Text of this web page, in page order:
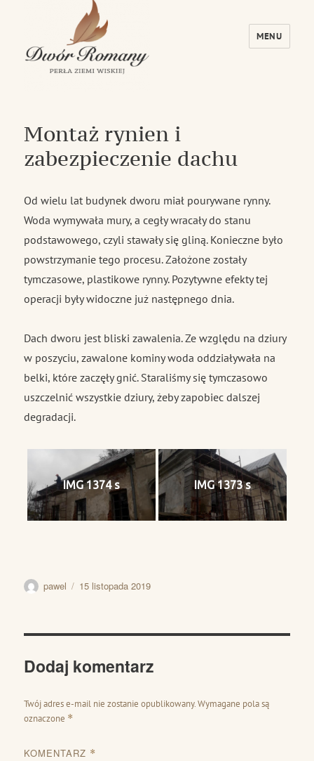
MENU
Montaż rynien i
zabezpieczenie dachu
Od wielu lat budynek dworu miał pourywane rynny.
Woda wymywała mury, a cegły wracały do stanu
podstawowego, czyli stawały się gliną. Konieczne było
powstrzymanie tego procesu. Założone zostały
tymczasowe, plastikowe rynny. Pozytywne efekty tej
operacji były widoczne już następnego dnia.
Dach dworu jest bliski zawalenia. Ze względu na dziury
w poszyciu, zawalone kominy woda oddziaływała na
belki, które zaczęły gnić. Staraliśmy się tymczasowo
uszczelnić wszystkie dziury, żeby zapobiec dalszej
degradacji.
IMG 1374 s IMG 1373 s
Autor
pawel
Data
15 listopada 2019
Dodaj komentarz
Twój adres e-mail nie zostanie opublikowany. Wymagane pola są
oznaczone *
KOMENTARZ *